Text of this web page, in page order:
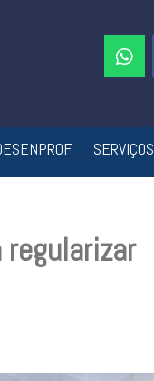
SERVIÇOS
regularizar